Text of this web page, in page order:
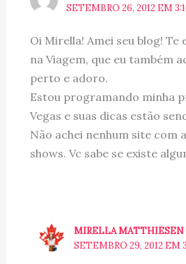
SETEMBRO 26, 2012 EM
Oi Mirella! Amei seu blog!
na Viagem, que eu também
perto e adoro.
Estou programando minha
Vegas e suas dicas estão
Não achei nenhum site com
shows. Vc sabe se existe
MIRELLA MATTHIESEN
SETEMBRO 29, 2012 EM